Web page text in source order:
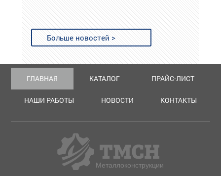
Больше новостей >
ГЛАВНАЯ КАТАЛОГ ПРАЙС-ЛИСТ
НАШИ РАБОТЫ НОВОСТИ КОНТАКТЫ
Металлоконструкции